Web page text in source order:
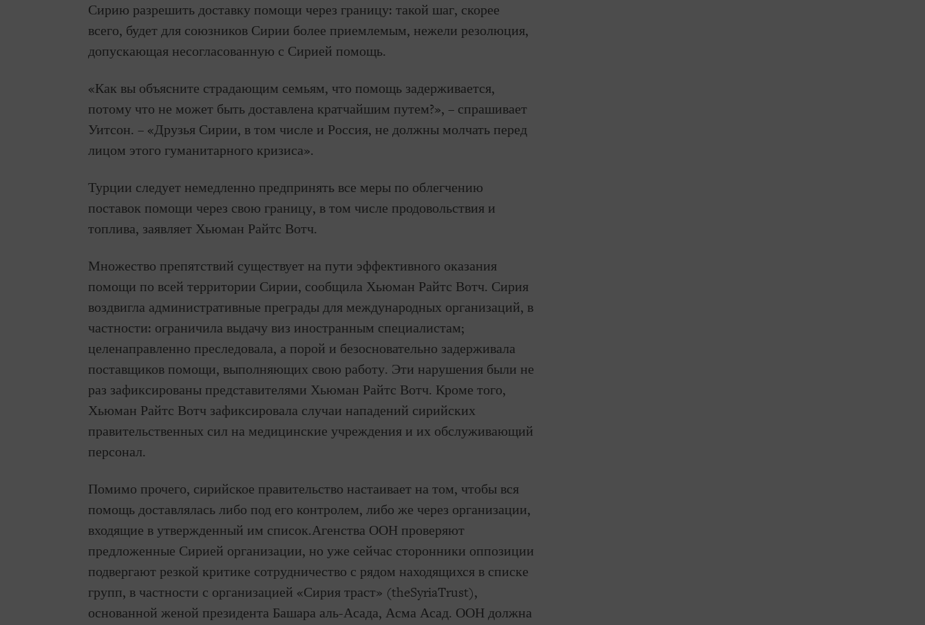
Сирию разрешить доставку помощи через границу: такой шаг, скорее
всего, будет для союзников Сирии более приемлемым, нежели резолюция,
допускающая несогласованную с Сирией помощь.
«Как вы объясните страдающим семьям, что помощь задерживается,
потому что не может быть доставлена кратчайшим путем?», – спрашивает
Уитсон. – «Друзья Сирии, в том числе и Россия, не должны молчать перед
лицом этого гуманитарного кризиса».
Турции следует немедленно предпринять все меры по облегчению
поставок помощи через свою границу, в том числе продовольствия и
топлива, заявляет Хьюман Райтс Вотч.
Множество препятствий существует на пути эффективного оказания
помощи по всей территории Сирии, сообщила Хьюман Райтс Вотч. Сирия
воздвигла административные преграды для международных организаций, в
частности: ограничила выдачу виз иностранным специалистам;
целенаправленно преследовала, а порой и безосновательно задерживала
поставщиков помощи, выполняющих свою работу. Эти нарушения были не
раз зафиксированы представителями Хьюман Райтс Вотч. Кроме того,
Хьюман Райтс Вотч зафиксировала случаи нападений сирийских
правительственных сил на медицинские учреждения и их обслуживающий
персонал.
Помимо прочего, сирийское правительство настаивает на том, чтобы вся
помощь доставлялась либо под его контролем, либо же через организации,
входящие в утвержденный им список.Агенства ООН проверяют
предложенные Сирией организации, но уже сейчас сторонники оппозиции
подвергают резкой критике сотрудничество с рядом находящихся в списке
групп, в частности с организацией «Сирия траст» (theSyriaTrust),
основанной женой президента Башара аль-Асада, Асма Асад. ООН должна